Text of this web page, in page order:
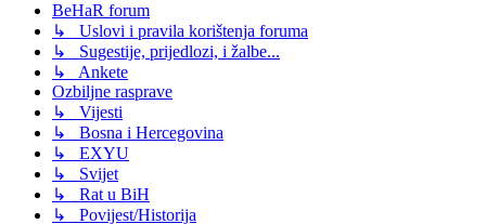
BeHaR forum
↳ Uslovi i pravila korištenja foruma
↳ Sugestije, prijedlozi, i žalbe...
↳ Ankete
Ozbiljne rasprave
↳ Vijesti
↳ Bosna i Hercegovina
↳ EXYU
↳ Svijet
↳ Rat u BiH
↳ Povijest/Historija